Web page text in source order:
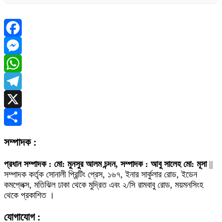
Facebook
Messenger
WhatsApp
Telegram
X
সম্পাদক :
প্রধান সম্পাদক : মো: মুনসুর আলম চন্দন, সম্পাদক : আবু সালেহ মো: মূসা||
সম্পাদক কর্তৃক সোনালী প্রিন্টিং প্রেস, ১৬৭, ইনার সার্কুলার রোড, ইডেন
কমপ্লেক্স, মতিঝিল ঢাকা থেকে মুদ্রিত এবং ২/সি রামবাবু রোড, ময়মনসিংহ
থেকে প্রকাশিত ।
যোগাযোগ :